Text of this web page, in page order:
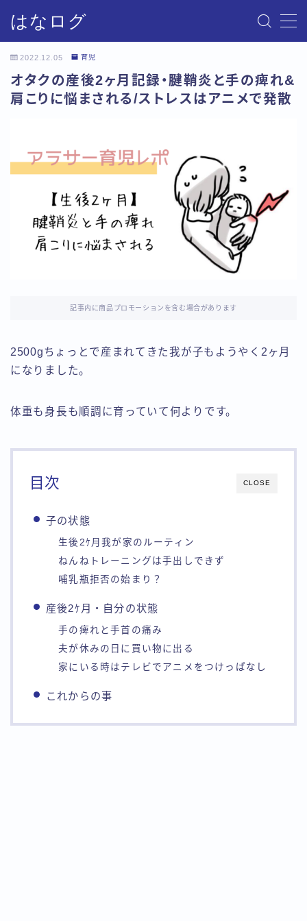
はなログ
サイトマップ
プライバシーポリシー・免責事項
2022.12.05 育児
オタクの産後2ヶ月記録・腱鞘炎と手の痺れ&
肩こりに悩まされる/ストレスはアニメで発散
記事内に商品プロモーションを含む場合があります
2500gちょっとで産まれてきた我が子もようやく2ヶ月
になりました。
体重も身長も順調に育っていて何よりです。
CLOSE
目次
子の状態
生後2ｹ月我が家のルーティン
ねんねトレーニングは手出しできず
哺乳瓶拒否の始まり？
産後2ｹ月・自分の状態
手の痺れと手首の痛み
夫が休みの日に買い物に出る
家にいる時はテレビでアニメをつけっぱなし
これからの事